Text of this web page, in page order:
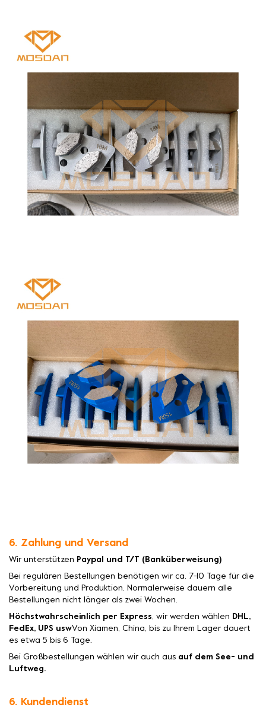
6. Zahlung und Versand
Wir unterstützen Paypal und T/T (Banküberweisung)
Bei regulären Bestellungen benötigen wir ca. 7-10 Tage für die
Vorbereitung und Produktion. Normalerweise dauern alle
Bestellungen nicht länger als zwei Wochen.
Höchstwahrscheinlich per Express, wir werden wählen DHL,
FedEx, UPS uswVon Xiamen, China, bis zu Ihrem Lager dauert
es etwa 5 bis 6 Tage.
Bei Großbestellungen wählen wir auch aus auf dem See- und
Luftweg.
6. Kundendienst